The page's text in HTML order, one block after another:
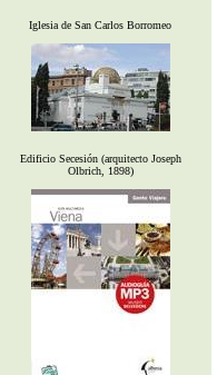
Iglesia de San Carlos Borromeo
Edificio Secesión (arquitecto Joseph
Olbrich, 1898)